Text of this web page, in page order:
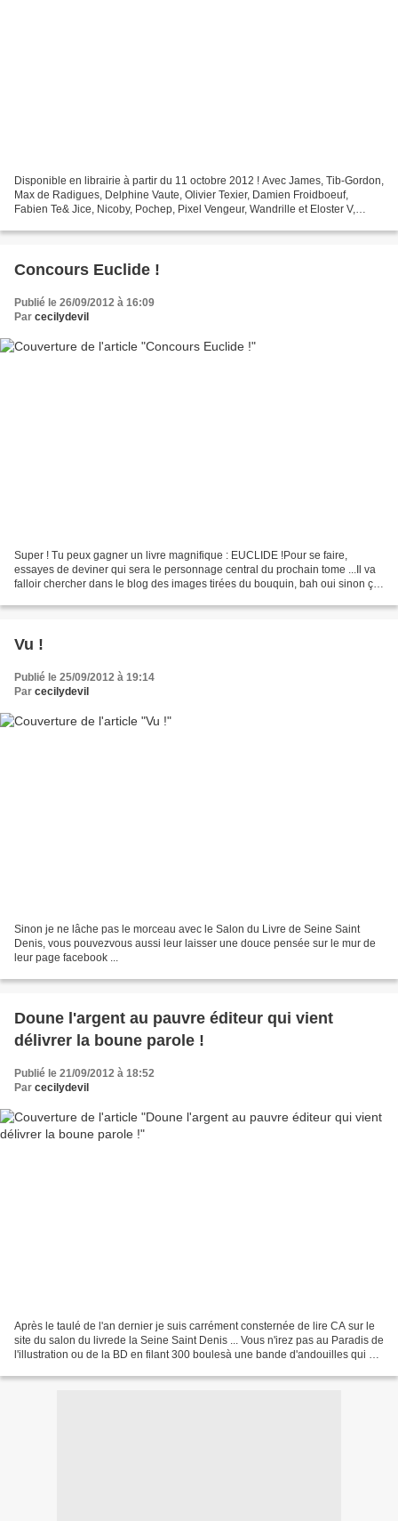
Disponible en librairie à partir du 11 octobre 2012 ! Avec James, Tib-Gordon,
Max de Radigues, Delphine Vaute, Olivier Texier, Damien Froidboeuf,
Fabien Te& Jice, Nicoby, Pochep, Pixel Vengeur, Wandrille et Eloster V,
Concours Euclide !
Publié le 26/09/2012 à 16:09
Par cecilydevil
Super ! Tu peux gagner un livre magnifique : EUCLIDE !Pour se faire,
essayes de deviner qui sera le personnage central du prochain tome ...Il va
falloir chercher dans le blog des images tirées du bouquin, bah oui sinon ça
Vu !
Publié le 25/09/2012 à 19:14
Par cecilydevil
Sinon je ne lâche pas le morceau avec le Salon du Livre de Seine Saint
Denis, vous pouvezvous aussi leur laisser une douce pensée sur le mur de
leur page facebook ...
Doune l'argent au pauvre éditeur qui vient
délivrer la boune parole !
Publié le 21/09/2012 à 18:52
Par cecilydevil
Après le taulé de l'an dernier je suis carrément consternée de lire CA sur le
site du salon du livrede la Seine Saint Denis ... Vous n'irez pas au Paradis de
l'illustration ou de la BD en filant 300 boulesà une bande d'andouilles qui ont